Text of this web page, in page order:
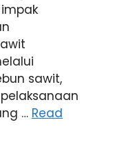
sawit,
… Read